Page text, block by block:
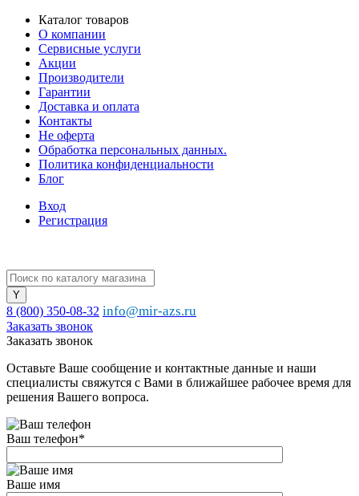
Каталог товаров
О компании
Сервисные услуги
Акции
Производители
Гарантии
Доставка и оплата
Контакты
Не оферта
Обработка персональных данных.
Политика конфиденциальности
Блог
Вход
Регистрация
8 (800) 350-08-32 info@mir-azs.ru
Заказать звонок
Заказать звонок
Оставьте Ваше сообщение и контактные данные и наши
специалисты свяжутся с Вами в ближайшее рабочее время для
решения Вашего вопроса.
Ваш телефон*
Ваше имя